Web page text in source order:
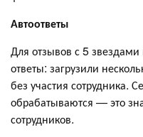
Автоответы
Для отзывов с 5
ответы: загрузили
без участия сотрудника.
обрабатываются — это
сотрудников.